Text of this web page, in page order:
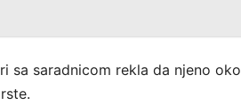
sa saradnicom rekla da njeno oko